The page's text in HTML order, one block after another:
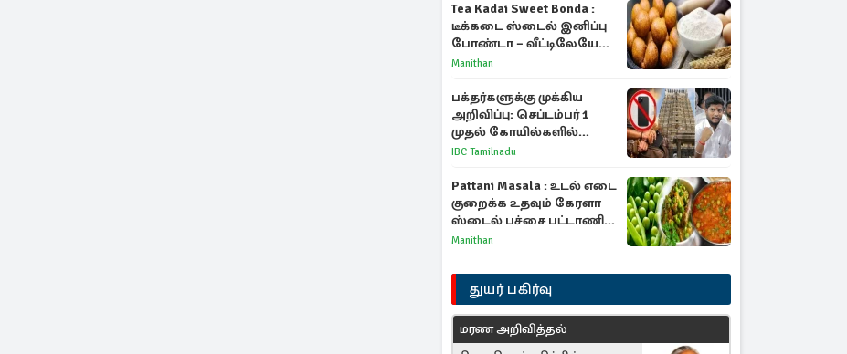
Tea Kadai Sweet Bonda :
டீக்கடை ஸ்டைல் இனிப்பு
போண்டா – வீட்டிலேயே
செய்வது எப்படி?
Manithan
பக்தர்களுக்கு முக்கிய
அறிவிப்பு: செப்டம்பர் 1
முதல் கோயில்களில்
மொபைலுக்கு தடை!
IBC Tamilnadu
Pattani Masala : உடல் எடை
குறைக்க உதவும் கேரளா
ஸ்டைல் பச்சை பட்டாணி
கிரேவி
Manithan
துயர் பகிர்வு
மரண அறிவித்தல்